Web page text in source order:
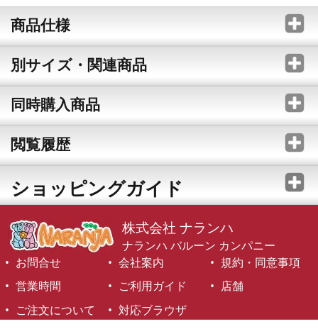
商品仕様
別サイズ・関連商品
同時購入商品
閲覧履歴
ショッピングガイド
株式会社 ナランハ
ナランハ バルーン カンパニー
お問合せ
会社案内
規約・同意事項
営業時間
ご利用ガイド
店舗
ご注文について
対応ブラウザ